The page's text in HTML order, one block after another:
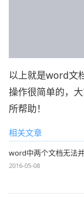
以上就是word文
操作很简单的，
所帮助！
相关文章
word中两个文档无法
2016-05-08